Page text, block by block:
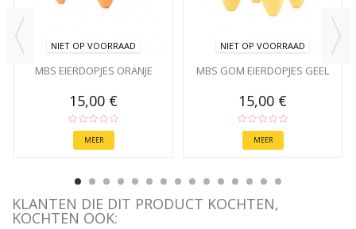
NIET OP VOORRAAD
MBS EIERDOPJES ORANJE
15,00 €
MEER
NIET OP VOORRAAD
MBS GOM EIERDOPJES GEEL
15,00 €
MEER
KLANTEN DIE DIT PRODUCT KOCHTEN,
KOCHTEN OOK: